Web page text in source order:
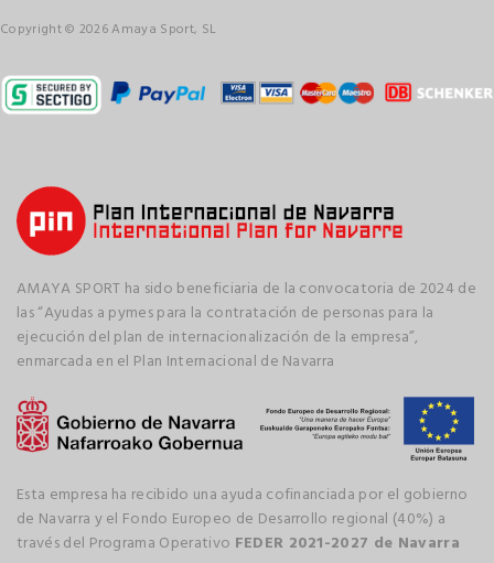
Copyright © 2026 Amaya Sport, SL
AMAYA SPORT ha sido beneficiaria de la convocatoria de 2024 de
las “Ayudas a pymes para la contratación de personas para la
ejecución del plan de internacionalización de la empresa”,
enmarcada en el Plan Internacional de Navarra
Esta empresa ha recibido una ayuda cofinanciada por el gobierno
de Navarra y el Fondo Europeo de Desarrollo regional (40%) a
través del Programa Operativo FEDER 2021-2027 de Navarra